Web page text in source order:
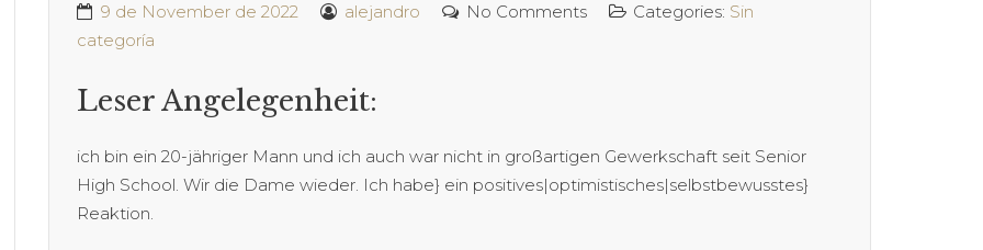
9 de November de 2022 alejandro No Comments Categories: Sin
categoría
Leser Angelegenheit:
ich bin ein 20-jähriger Mann und ich auch war nicht in großartigen Gewerkschaft seit Senior
High School. Wir die Dame wieder. Ich habe} ein positives|optimistisches|selbstbewusstes}
Reaktion.